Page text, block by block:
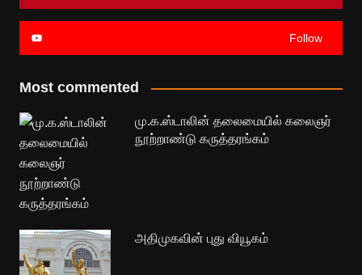
Follow
Most commented
மு.க.ஸ்டாலின் தலைமையில் கலைஞர்
நூற்றாண்டு கருத்தரங்கம்
அதிமுகவின் புது வியூகம்